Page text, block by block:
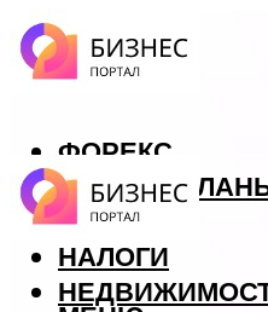
ФОРЕКС
БИЗНЕС
КРЕДИТЫ
НАЛОГИ